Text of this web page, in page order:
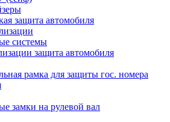
защита автомобиля
системы
защита автомобиля
рамка для защиты гос. номера
замки на рулевой вал